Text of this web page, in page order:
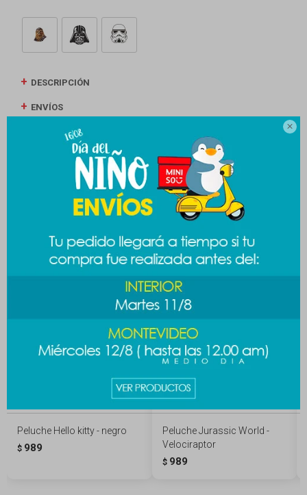

DESCRIPCIÓN
ENVÍOS
CAMBIOS Y DEVOLUCIONES
MEDIOS DE PAGO
Productos que te pueden interesar
Peluche Hello kitty - negro
$ 989
Peluche Jurassic World -
Velociraptor
$ 989